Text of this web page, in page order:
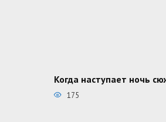
Когда наступает ночь
175